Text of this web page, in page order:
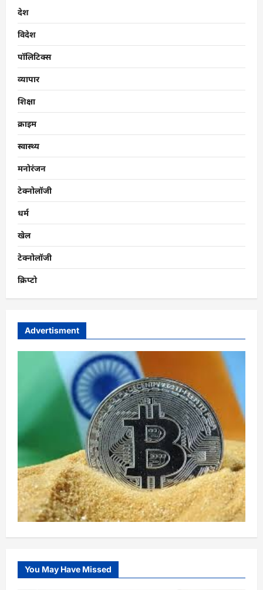
देश
विदेश
पॉलिटिक्स
व्यापार
शिक्षा
क्राइम
स्वास्थ्य
मनोरंजन
टेक्नोलॉजी
धर्म
खेल
टेक्नोलॉजी
क्रिप्टो
Advertisment
You May Have Missed